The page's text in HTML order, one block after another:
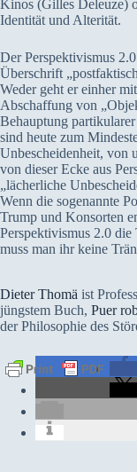
Kinos (Gilles Deleuze)
Identität und Alterität.
Der Perspektivismus
Überschrift
Weder geht er einher
Abschaffung von
Behauptung
sind heute zum
Unbescheidenheit, von
von dieser Ecke aus
„lächerliche
Wenn die sogenannte
Trump und Konsorten
Perspektivismus 2.0 die
muss man ihr keine
Dieter Thomä ist
jüngstem Buch, Puer
der Philosophie des